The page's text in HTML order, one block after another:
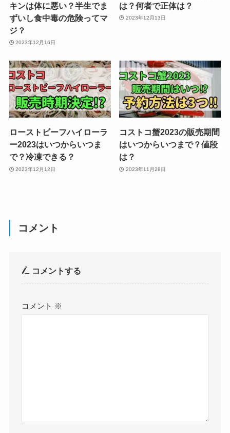
キンは体に悪い？半生でま
ずいし食中毒の危険ってマ
ジ？
2023年12月16日
は？何者で正体は？
2023年12月13日
ローストビーフハイローラ
ー2023はいつからいつま
で？冷凍できる？
2023年12月12日
コストコ蟹2023の販売期間
はいつからいつまで？値段
は？
2023年11月28日
コメント
コメントする
コメント ※